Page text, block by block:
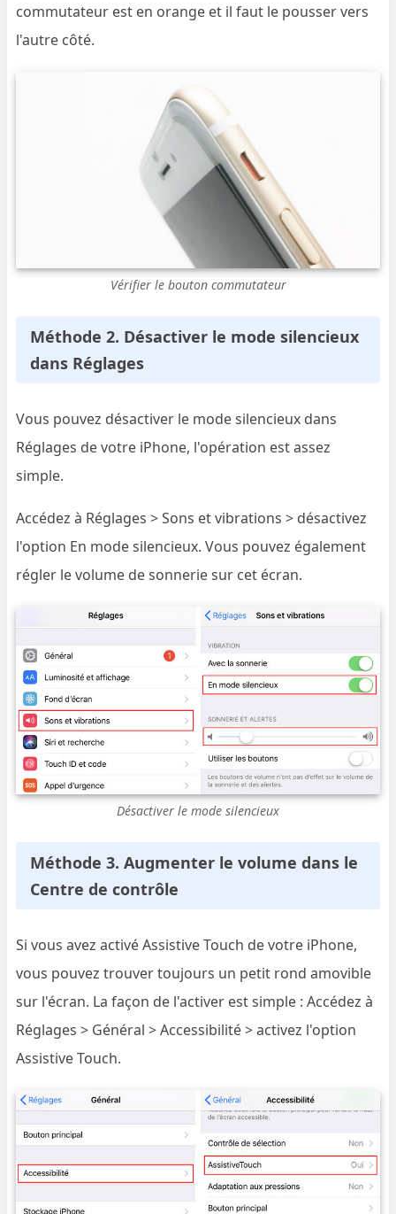
commutateur est en orange et il faut le pousser vers
l'autre côté.
Vérifier le bouton commutateur
Méthode 2. Désactiver le mode silencieux
dans Réglages
Vous pouvez désactiver le mode silencieux dans
Réglages de votre iPhone, l'opération est assez
simple.
Accédez à Réglages > Sons et vibrations > désactivez
l'option En mode silencieux. Vous pouvez également
régler le volume de sonnerie sur cet écran.
Désactiver le mode silencieux
Méthode 3. Augmenter le volume dans le
Centre de contrôle
Si vous avez activé Assistive Touch de votre iPhone,
vous pouvez trouver toujours un petit rond amovible
sur l'écran. La façon de l'activer est simple : Accédez à
Réglages > Général > Accessibilité > activez l'option
Assistive Touch.